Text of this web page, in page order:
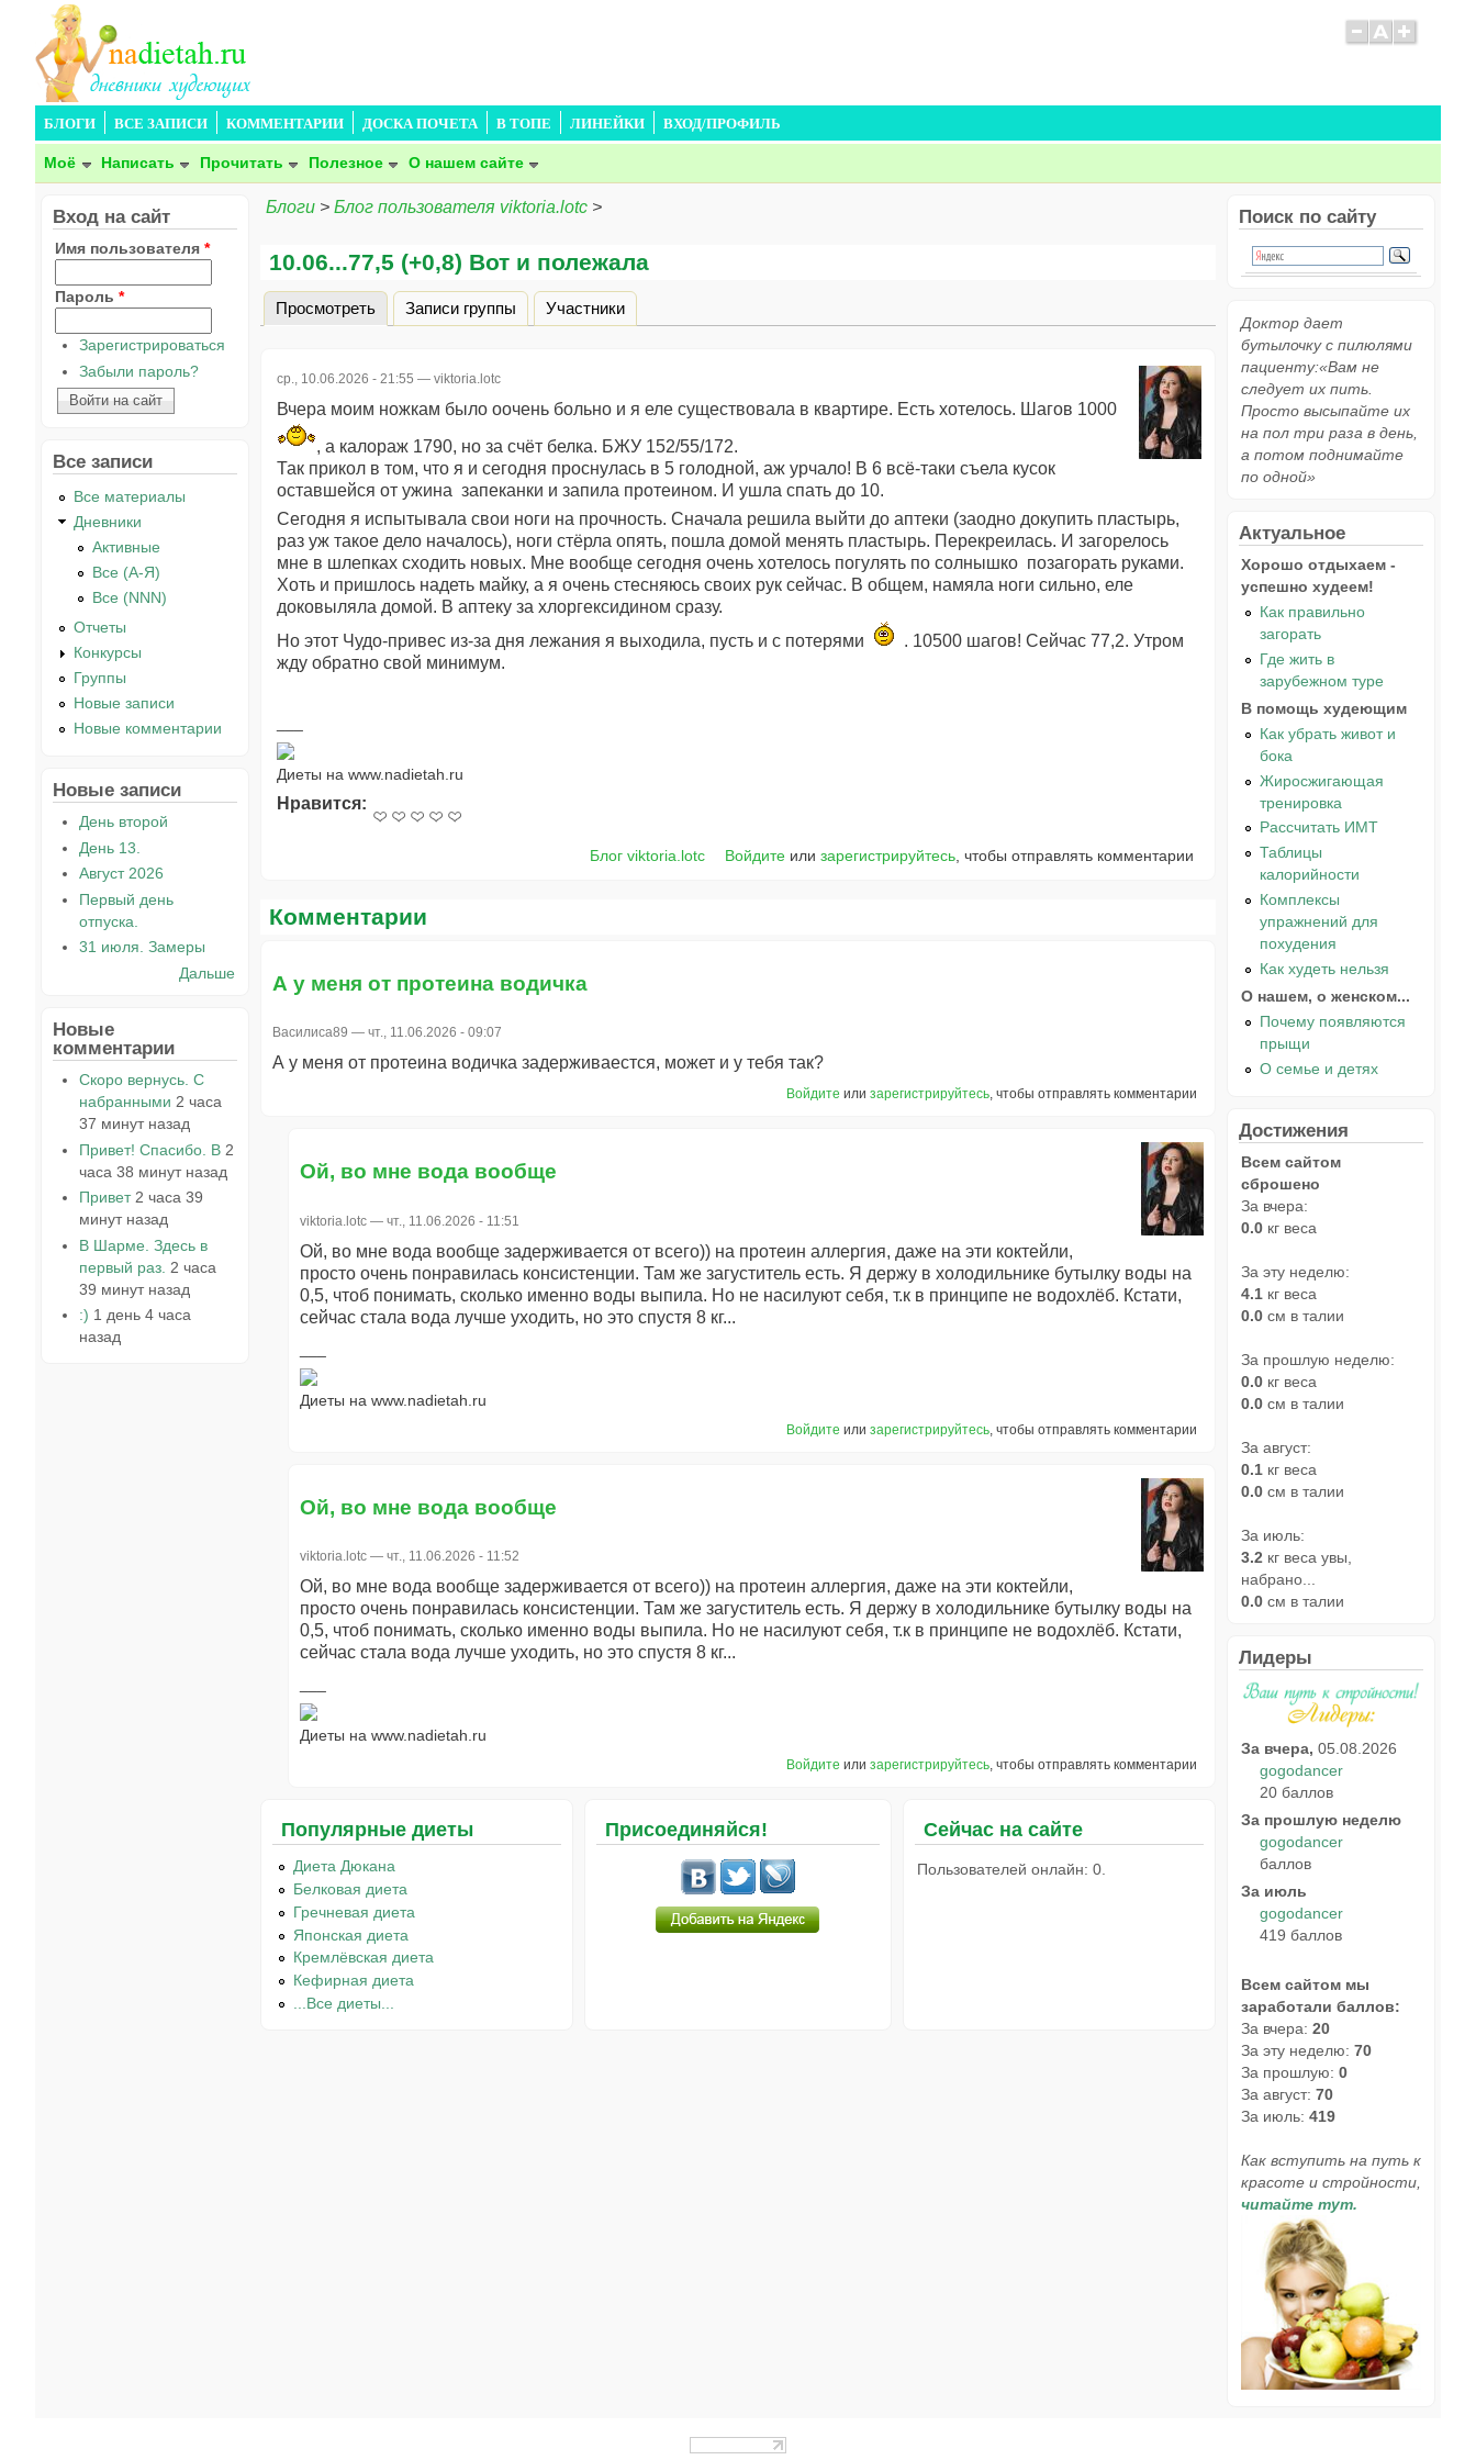
БЛОГИ ВСЕ ЗАПИСИ КОММЕНТАРИИ ДОСКА ПОЧЕТА В ТОПЕ ЛИНЕЙКИ ВХОД/ПРОФИЛЬ
Моё Написать Прочитать Полезное О нашем сайте
Блоги > Блог пользователя viktoria.lotc >
10.06...77,5 (+0,8) Вот и полежала
Главные вкладки
Просмотреть (активная вкладка)
Записи группы Участники
ср., 10.06.2026 - 21:55 — viktoria.lotc
Вчера моим ножкам было оочень больно и я еле существовала в квартире. Есть хотелось. Шагов 1000
, а калораж 1790, но за счёт белка. БЖУ 152/55/172.
Так прикол в том, что я и сегодня проснулась в 5 голодной, аж урчало! В 6 всё-таки съела кусок
оставшейся от ужина запеканки и запила протеином. И ушла спать до 10.
Сегодня я испытывала свои ноги на прочность. Сначала решила выйти до аптеки (заодно докупить пластырь,
раз уж такое дело началось), ноги стёрла опять, пошла домой менять пластырь. Перекреилась. И загорелось
мне в шлепках сходить новых. Мне вообще сегодня очень хотелось погулять по солнышко позагорать руками.
Хоть и пришлось надеть майку, а я очень стесняюсь своих рук сейчас. В общем, намяла ноги сильно, еле
доковыляла домой. В аптеку за хлоргексидином сразу.
​Но этот Чудо-привес из-за дня лежания я выходила, пусть и с потерями
. 10500 шагов! Сейчас 77,2. Утром
жду обратно свой минимум.
Диеты на www.nadietah.ru
Нравится:
Блог viktoria.lotc Войдите илизарегистрируйтесь , чтобы отправлять комментарии
Комментарии
А у меня от протеина водичка
Василиса89 — чт., 11.06.2026 - 09:07
А у меня от протеина водичка задерживаестся, может и у тебя так?
Войдите или зарегистрируйтесь, чтобы отправлять комментарии
Ой, во мне вода вообще
viktoria.lotc — чт., 11.06.2026 - 11:51
Ой, во мне вода вообще задерживается от всего)) на протеин аллергия, даже на эти коктейли,
просто очень понравилась консистенции. Там же загуститель есть. Я держу в холодильнике бутылку воды на
0,5, чтоб понимать, сколько именно воды выпила. Но не насилуют себя, т.к в принципе не водохлёб. Кстати,
сейчас стала вода лучше уходить, но это спустя 8 кг...
Диеты на www.nadietah.ru
Войдите или зарегистрируйтесь , чтобы отправлять комментарии
Ой, во мне вода вообще
viktoria.lotc — чт., 11.06.2026 - 11:52
Ой, во мне вода вообще задерживается от всего)) на протеин аллергия, даже на эти коктейли,
просто очень понравилась консистенции. Там же загуститель есть. Я держу в холодильнике бутылку воды на
0,5, чтоб понимать, сколько именно воды выпила. Но не насилуют себя, т.к в принципе не водохлёб. Кстати,
сейчас стала вода лучше уходить, но это спустя 8 кг...
Диеты на www.nadietah.ru
Войдите или зарегистрируйтесь, чтобы отправлять комментарии
Популярные диеты
Диета Дюкана
Белковая диета
Гречневая диета
Японская диета
Кремлёвская диета
Кефирная диета
...Все диеты...
Присоединяйся! Сейчас на сайте
Пользователей онлайн: 0.
Вход на сайт
Имя пользователя *
Пароль *
Зарегистрироваться
Забыли пароль?
Все записи
Все материалы
Дневники
Активные
Все (А-Я)
Все (NNN)
Отчеты
Конкурсы
Группы
Новые записи
Новые комментарии
Новые записи
День второй
День 13.
Август 2026
Первый день
отпуска.
31 июля. Замеры
Дальше
Новые
комментарии
Скоро вернусь. С
набранными 2 часа
37 минут назад
Привет! Спасибо. В 2
часа 38 минут назад
Привет 2 часа 39
минут назад
В Шарме. Здесь в
первый раз. 2 часа
39 минут назад
:) 1 день 4 часа
назад
Поиск по сайту
Доктор дает
бутылочку с пилюлями
пациенту:«Вам не
следует их пить.
Просто высыпайте их
на пол три раза в день,
а потом поднимайте
по одной»
Актуальное
Хорошо отдыхаем -
успешно худеем!
Как правильно
загорать
Где жить в
зарубежном туре
В помощь худеющим
Как убрать живот и
бока
Жиросжигающая
тренировка
Рассчитать ИМТ
Таблицы
калорийности
Комплексы
упражнений для
похудения
Как худеть нельзя
О нашем, о женском...
Почему появляются
прыщи
О семье и детях
Достижения
Всем сайтом
сброшено
За вчера:
0.0 кг веса
За эту неделю:
4.1 кг веса
0.0 см в талии
За прошлую неделю:
0.0 кг веса
0.0 см в талии
За август:
0.1 кг веса
0.0 см в талии
За июль:
3.2 кг веса увы,
набрано...
0.0 см в талии
Лидеры
За вчера, 05.08.2026
gogodancer
20 баллов
За прошлую неделю
gogodancer
баллов
За июль
gogodancer
419 баллов
Всем сайтом мы
заработали баллов:
За вчера: 20
За эту неделю: 70
За прошлую: 0
За август: 70
За июль: 419
Как вступить на путь к
красоте и стройности,
читайте тут.